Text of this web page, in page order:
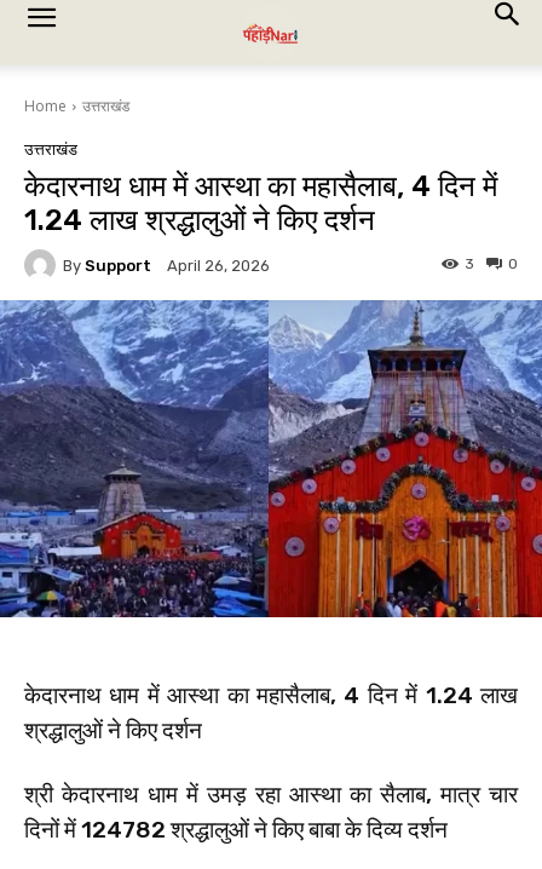
Home उत्तराखंड
उत्तराखंड
केदारनाथ धाम में आस्था का महासैलाब, 4 दिन में
1.24 लाख श्रद्धालुओं ने किए दर्शन
By Support April 26, 2026 0
3
केदारनाथ धाम में आस्था का महासैलाब, 4 दिन में 1.24 लाख
श्रद्धालुओं ने किए दर्शन
श्री केदारनाथ धाम में उमड़ रहा आस्था का सैलाब, मात्र चार
दिनों में 124782 श्रद्धालुओं ने किए बाबा के दिव्य दर्शन